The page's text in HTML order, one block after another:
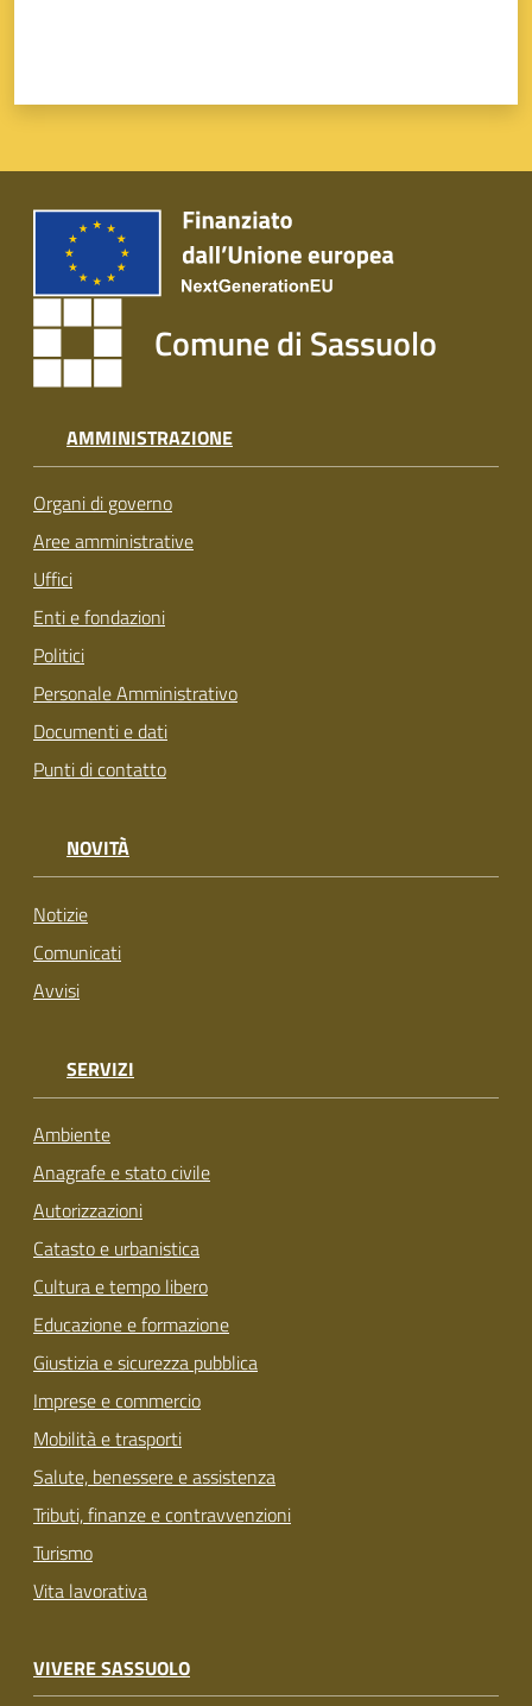
Comune di Sassuolo
AMMINISTRAZIONE
Organi di governo
Aree amministrative
Uffici
Enti e fondazioni
Politici
Personale Amministrativo
Documenti e dati
Punti di contatto
NOVITÀ
Notizie
Comunicati
Avvisi
SERVIZI
Ambiente
Anagrafe e stato civile
Autorizzazioni
Catasto e urbanistica
Cultura e tempo libero
Educazione e formazione
Giustizia e sicurezza pubblica
Imprese e commercio
Mobilità e trasporti
Salute, benessere e assistenza
Tributi, finanze e contravvenzioni
Turismo
Vita lavorativa
VIVERE SASSUOLO